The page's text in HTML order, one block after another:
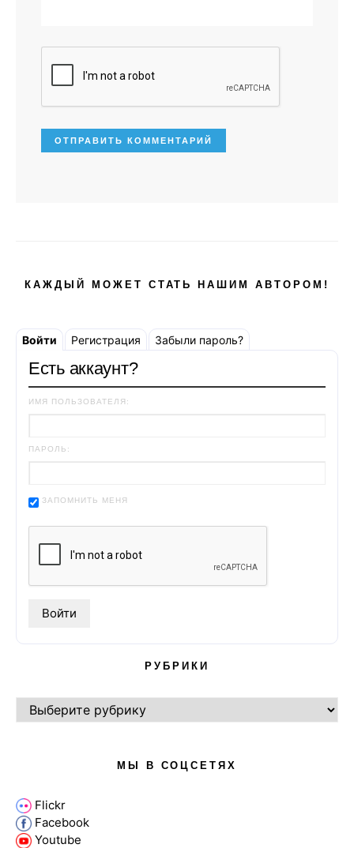
КАЖДЫЙ МОЖЕТ СТАТЬ НАШИМ АВТОРОМ!
Войти Регистрация Забыли пароль?
Есть аккаунт?
ИМЯ ПОЛЬЗОВАТЕЛЯ:
ПАРОЛЬ:
ЗАПОМНИТЬ МЕНЯ
РУБРИКИ
МЫ В СОЦСЕТЯХ
Flickr
Facebook
Youtube